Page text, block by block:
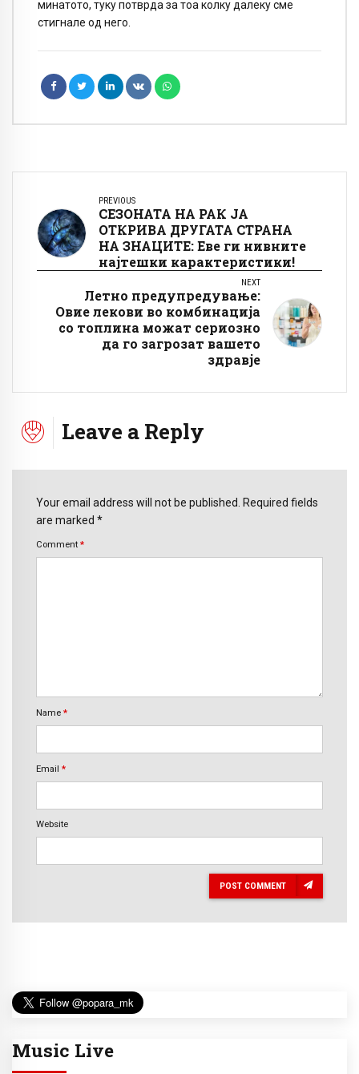
минатото, туку потврда за тоа колку далеку сме
стигнале од него.
PREVIOUS
СЕЗОНАТА НА РАК ЈА
ОТКРИВА ДРУГАТА СТРАНА
НА ЗНАЦИТЕ: Еве ги нивните
најтешки карактеристики!
NEXT
Летно предупредување:
Овие лекови во комбинација
со топлина можат сериозно
да го загрозат вашето
здравје
Leave a Reply
Your email address will not be published. Required fields
are marked *
Comment *
Name *
Email *
Website
POST COMMENT
Music Live